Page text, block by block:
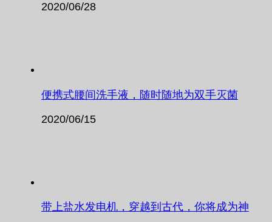
2020/06/28
便携式腰间洗手液，随时随地为双手灭菌
2020/06/15
带上盐水发电机，穿越到古代，你将成为神